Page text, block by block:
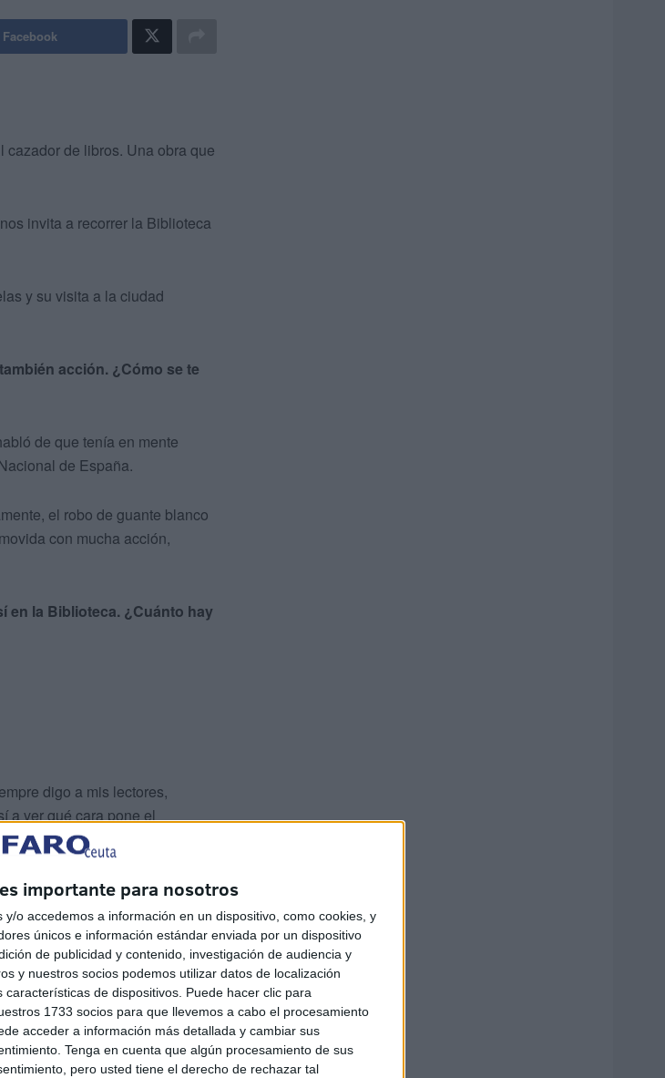
importante para nosotros
y/o accedemos a información en un dispositivo, como cookies, y
únicos e información estándar enviada por un dispositivo
de publicidad y contenido, investigación de audiencia y
y nuestros socios podemos utilizar datos de localización
de dispositivos. Puede hacer clic para
1733 socios para que llevemos a cabo el procesamiento
acceder a información más detallada y cambiar sus
Tenga en cuenta que algún procesamiento de sus
pero usted tiene el derecho de rechazar tal
de libros. Una obra que
invita a recorrer la Biblioteca
y su visita a la ciudad
acción. ¿Cómo se te
de que tenía en mente
de España.
el robo de guante blanco
con mucha acción,
en la Biblioteca. ¿Cuánto hay
digo a mis lectores,
a ver qué cara pone el